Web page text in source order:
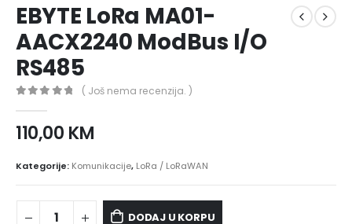
EBYTE LoRa MA01-
AACX2240 ModBus I/O
RS485
( Još nema recenzija. )
110,00 KM
Kategorije: Komunikacije, LoRa / LoRaWAN
DODAJ U KORPU